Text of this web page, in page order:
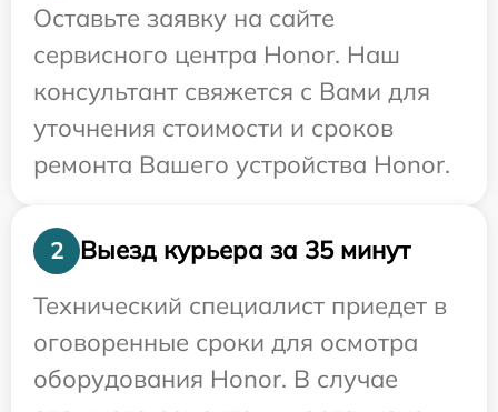
Оставьте заявку на сайте
сервисного центра Honor. Наш
консультант свяжется с Вами для
уточнения стоимости и сроков
ремонта Вашего устройства Honor.
2
Выезд курьера за 35 минут
Технический специалист приедет в
оговоренные сроки для осмотра
оборудования Honor. В случае